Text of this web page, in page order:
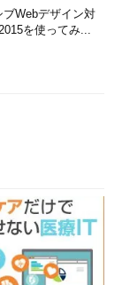
Webデザイン対
を使ってみ...